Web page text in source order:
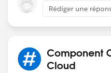
chat as you move across
Rédiger une
Component
Cloud